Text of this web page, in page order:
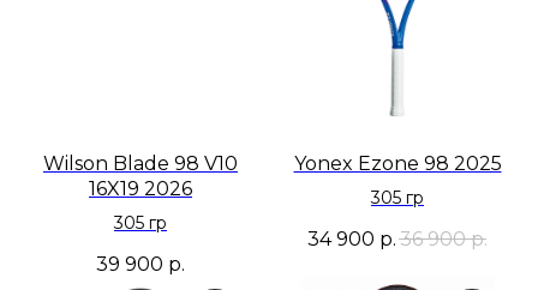
Wilson Blade 98 V10
16X19 2026
305 гр
39 900 р.
Yonex Ezone 98 2025
305 гр
34 900 р. 36 900 р.